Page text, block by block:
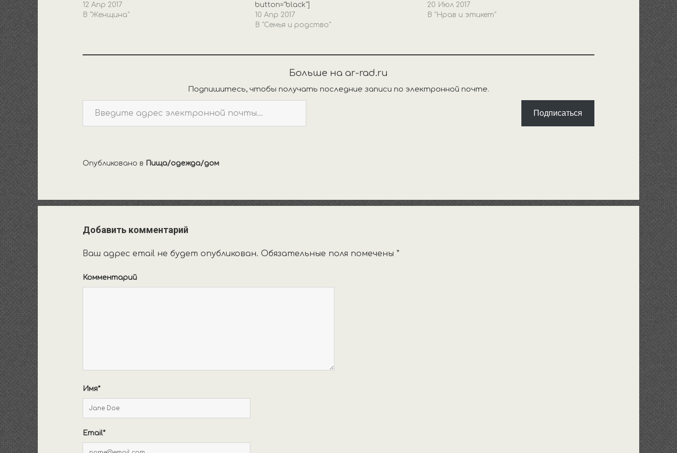
12 Апр 2017
В "Женщина"
button="black"]
10 Апр 2017
В "Семья и родство"
20 Июл 2017
В "Нрав и этикет"
Больше на ar-rad.ru
Подпишитесь, чтобы получать последние записи по электронной почте.
Введите адрес электронной почты…
Подписаться
Опубликовано в Пища/одежда/дом
Добавить комментарий
Ваш адрес email не будет опубликован. Обязательные поля помечены*
Комментарий
Имя*
Email*